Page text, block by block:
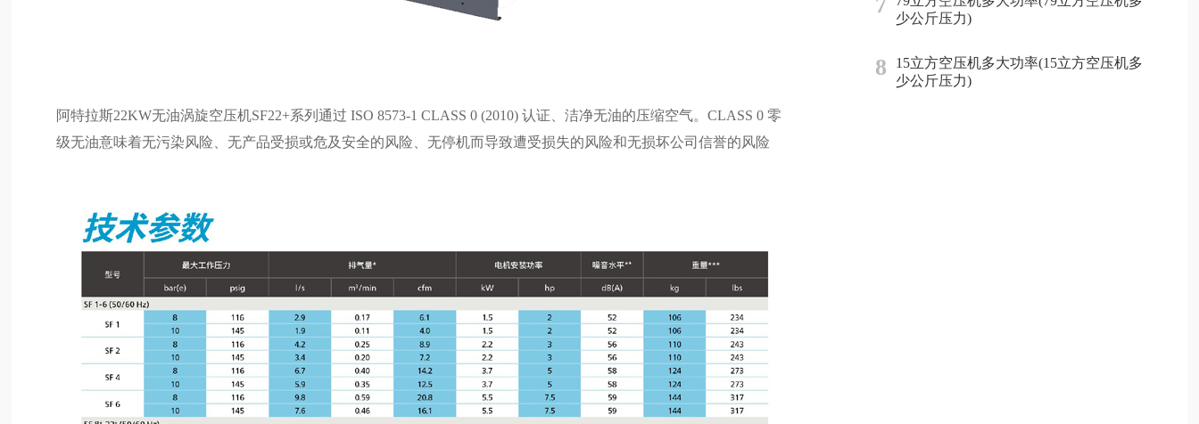
阿特拉斯22KW无油涡旋空压机SF22+系列通过 ISO 8573-1 CLASS 0 (2010) 认证、洁净无油的压缩空气。CLASS 0 零
级无油意味着无污染风险、无产品受损或危及安全的风险、无停机而导致遭受损失的风险和无损坏公司信誉的风险
少公斤压力)
8
15立方空压机多大功率(15立方空压机多
少公斤压力)